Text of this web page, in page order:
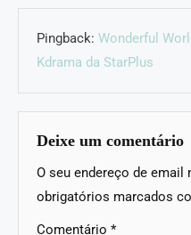
Pingback: Wonderful
Kdrama da StarPlus
Deixe um comentário
O seu endereço de email
obrigatórios marcados
Comentário *